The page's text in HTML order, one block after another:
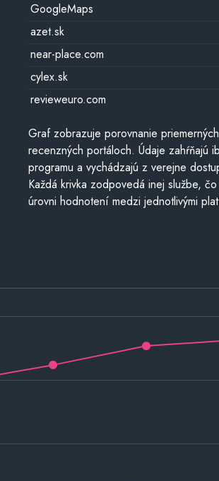
GoogleMaps
azet.sk
near-place.com
cylex.sk
revieweuro.com
Graf zobrazuje porovnanie
recenzných portáloch. Údaje zahŕňajú
programu a vychádzajú z verejne
Každá krivka zodpovedá inej službe,
úrovni hodnotení medzi jednotlivými